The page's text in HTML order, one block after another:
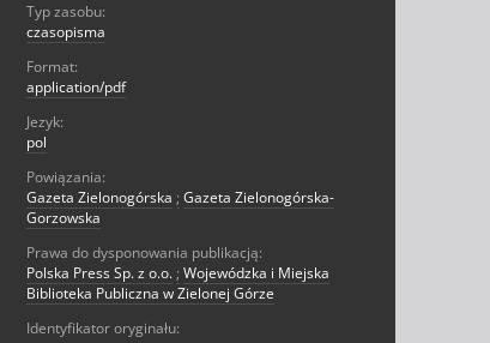
Typ zasobu:
czasopisma
Format:
application/pdf
Jezyk:
pol
Powiązania:
Gazeta Zielonogórska ; Gazeta Zielonogórska-
Gorzowska
Prawa do dysponowania publikacją:
Polska Press Sp. z o.o. ; Wojewódzka i Miejska
Biblioteka Publiczna w Zielonej Górze
Identyfikator oryginału: